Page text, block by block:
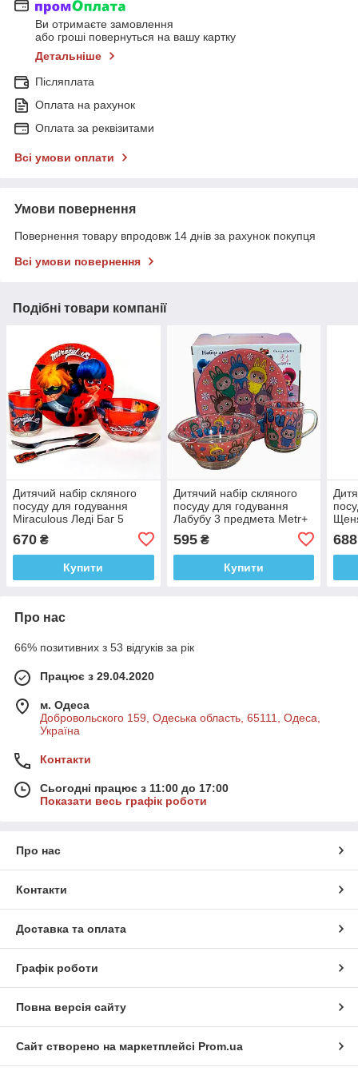
Ви отримаєте замовлення
або гроші повернуться на вашу картку
Детальніше
Післяплата
Оплата на рахунок
Оплата за реквізитами
Всі умови оплати
Умови повернення
Повернення товару впродовж 14 днів за рахунок покупця
Всі умови повернення
Подібні товари компанії
Дитячий набір скляного
посуду для годування
Miraculous Леді Баг 5
670 ₴
Купити
Дитячий набір скляного
посуду для годування
Лабубу 3 предмета Metr+
595₴
Купити
688
Про нас
66% позитивних з 53 відгуків за рік
Працює з 29.04.2020
м. Одеса
Добровольского 159, Одеська область, 65111, Одеса,
Україна
Контакти
Сьогодні працює з 11:00 до 17:00
Показати весь графік роботи
Про нас
Контакти
Доставка та оплата
Графік роботи
Повна версія сайту
Сайт створено на маркетплейсі Prom.ua